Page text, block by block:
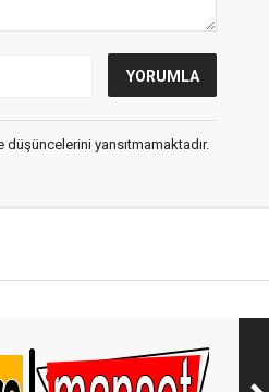
yansıtmamaktadır.